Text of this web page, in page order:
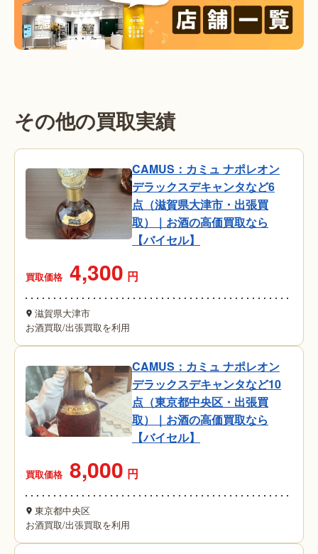
その他の買取実績
CAMUS：カミュ ナポレオン
デラックスデキャンタなど6
点（滋賀県大津市・出張買
取）｜お酒の高価買取なら
【バイセル】
買取価格 4,300 円
滋賀県大津市
お酒買取/出張買取を利用
CAMUS：カミュ ナポレオン
デラックスデキャンタなど10
点（東京都中央区・出張買
取）｜お酒の高価買取なら
【バイセル】
買取価格 8,000 円
東京都中央区
お酒買取/出張買取を利用